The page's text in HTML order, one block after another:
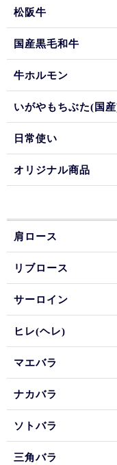
松阪牛
国産黒毛和牛
牛ホルモン
いがやもちぶた(国
日常使い
オリジナル商品
肩ロース
リブロース
サーロイン
ヒレ(ヘレ)
マエバラ
ナカバラ
ソトバラ
三角バラ